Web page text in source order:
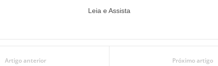
Leia e Assista
Artigo anterior Próximo artigo